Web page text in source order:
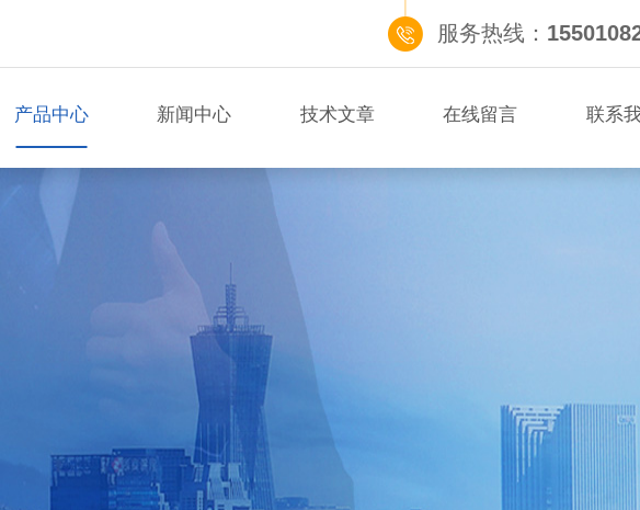
服务热线：
产品中心 新闻中心 技术文章 在线留言 联系